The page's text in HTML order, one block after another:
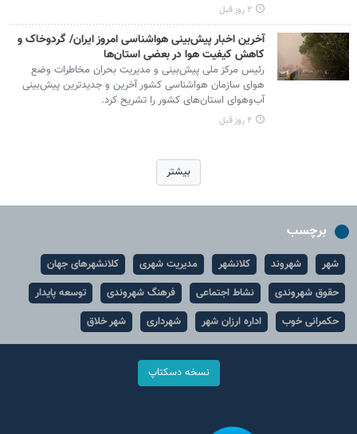
۲ روز قبل
آخرین اخبار پیش‌بینی هواشناسی امروز ایران/ گردوخاک و
کاهش کیفیت هوا در بعضی استان‌ها
رئیس مرکز ملی پیش‌بینی و مدیریت بحران مخاطرات وضع
هوای سازمان هواشناسی کشور آخرین و جدیدترین پیش‌بینی
آب‌وهوای استان‌های کشور را تشریح کرد.
۲ روز قبل
بیشتر
برچسب
شهر شهروند کلانشهر مدیریت شهری
کلانشهرهای جهان
حقوق شهروندی
نشاط اجتماعی فرهنگ شهروندی
توسعه پایدار
حکمرانی خوب
اداره ارزان شهر شهرداری شهر خلاق
نسخه دسکتاپ